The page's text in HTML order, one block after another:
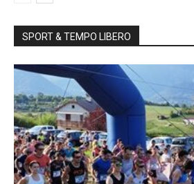
SPORT & TEMPO LIBERO